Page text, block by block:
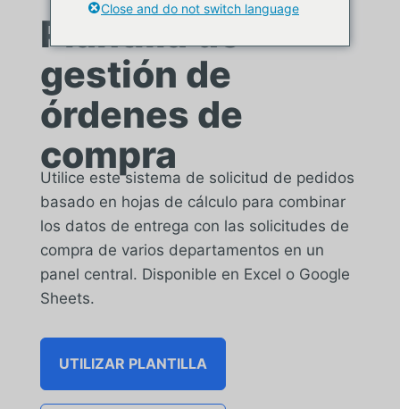
Plantilla de
gestión de
órdenes de
compra
Utilice este sistema de solicitud de pedidos
basado en hojas de cálculo para combinar
los datos de entrega con las solicitudes de
compra de varios departamentos en un
panel central. Disponible en Excel o Google
Sheets.
UTILIZAR PLANTILLA
Close and do not switch language